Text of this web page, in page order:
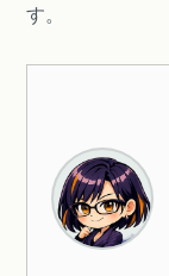
す。